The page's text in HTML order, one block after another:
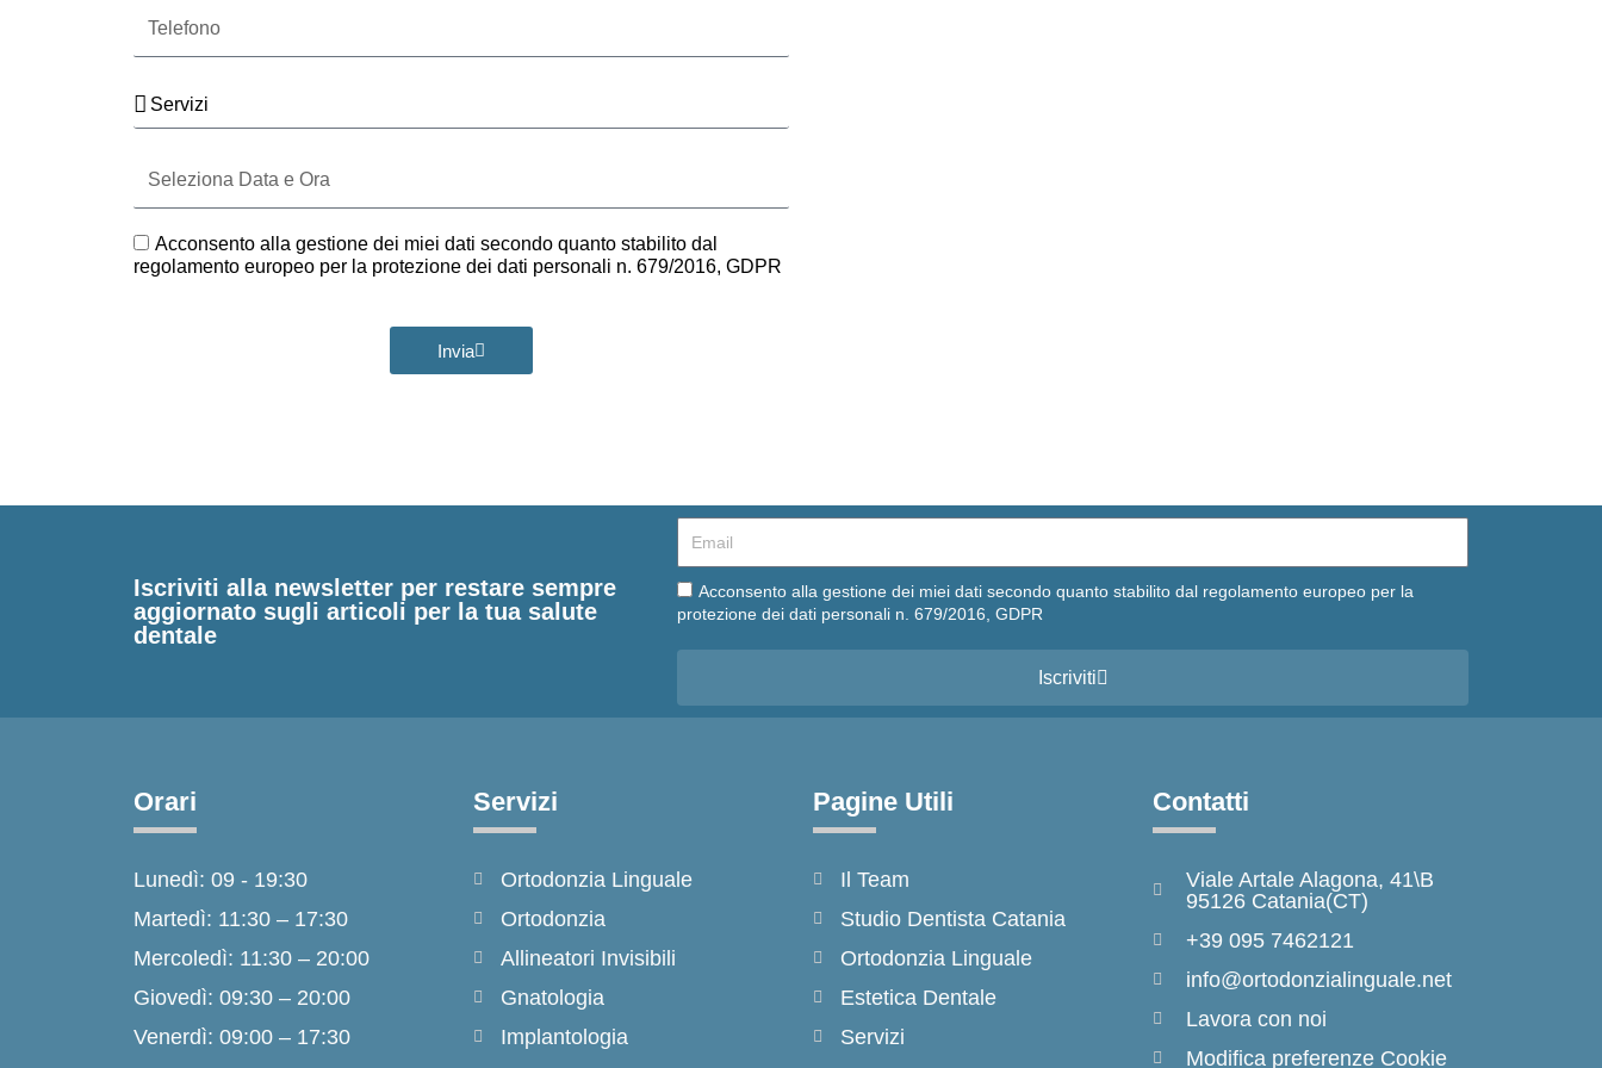
Servizi
Data
e
GDPR
Acconsento alla gestione dei miei dati secondo quanto stabilito dal
regolamento europeo per la protezione dei dati personali n. 679/2016, GDPR
Invia
Iscriviti alla newsletter per restare sempre
aggiornato sugli articoli per la tua salute
dentale
Email
Email
Acconsento alla gestione dei miei dati secondo quanto stabilito dal regolamento europeo per la
protezione dei dati personali n. 679/2016, GDPR
Iscriviti
Orari
Lunedì: 09 - 19:30
Martedì: 11:30 – 17:30
Mercoledì: 11:30 – 20:00
Giovedì: 09:30 – 20:00
Venerdì: 09:00 – 17:30
Servizi
Ortodonzia Linguale
Ortodonzia
Allineatori Invisibili
Gnatologia
Implantologia
Pagine Utili
Il Team
Studio Dentista Catania
Ortodonzia Linguale
Estetica Dentale
Servizi
Contatti
Viale Artale Alagona, 41\B
95126 Catania(CT)
+39 095 7462121
info@ortodonzialinguale.net
Lavora con noi
Modifica preferenze Cookie